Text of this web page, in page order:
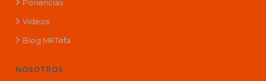
Ponencias
Videos
Blog MKTefa
NOSOTROS